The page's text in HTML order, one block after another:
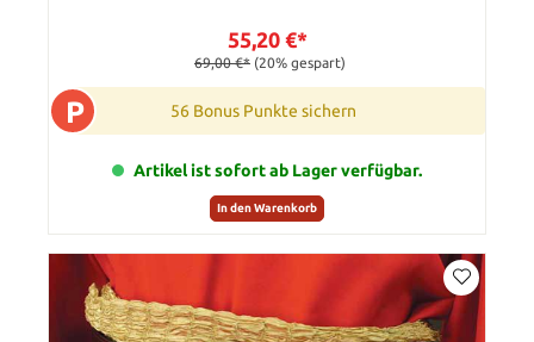
55,20 €*
69,00 €* (20% gespart)
P 56 Bonus Punkte sichern
Artikel ist sofort ab Lager verfügbar.
In den Warenkorb